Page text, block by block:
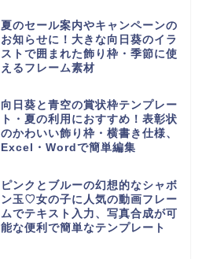
夏のセール案内やキャンペーンの
お知らせに！大きな向日葵のイラ
ストで囲まれた飾り枠・季節に使
えるフレーム素材
向日葵と青空の賞状枠テンプレー
ト・夏の利用におすすめ！表彰状
のかわいい飾り枠・横書き仕様、
Excel・Wordで簡単編集
ピンクとブルーの幻想的なシャボ
ン玉♡女の子に人気の動画フレー
ムでテキスト入力、写真合成が可
能な便利で簡単なテンプレート